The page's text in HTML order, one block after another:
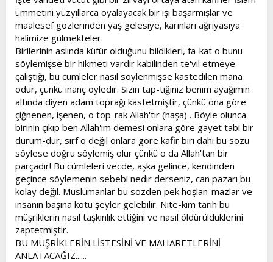
ümmetini yüzyıllarca oyalayacak bir işi başarmışlar ve
maalesef gözlerinden yaş gelesiye, karınları ağrıyasıya
halimize gülmekteler.
Birilerinin aslında küfür olduğunu bildikleri, fa-kat o bunu
söylemişse bir hikmeti vardır kabilinden te'vil etmeye
çalıştığı, bu cümleler nasıl söylenmişse kastedilen mana
odur, çünkü inanç öyledir. Sizin tap-tığınız benim ayağımın
altında diyen adam toprağı kastetmiştir, çünkü ona göre
çiğnenen, işenen, o top-rak Allah'tır (haşa) . Böyle olunca
birinin çıkıp ben Allah'ım demesi onlara göre gayet tabi bir
durum-dur, sırf o değil onlara göre kafir biri dahi bu sözü
söylese doğru söylemiş olur çünkü o da Allah'tan bir
parçadır! Bu cümleleri vecde, aşka gelince, kendinden
geçince söylemenin sebebi nedir derseniz, can pazarı bu
kolay değil. Müslümanlar bu sözden pek hoşlan-mazlar ve
insanın başına kötü şeyler gelebilir. Nite-kim tarih bu
müşriklerin nasıl taşkınlık ettiğini ve nasıl öldürüldüklerini
zaptetmiştir.
BU MÜŞRİKLERİN LİSTESİNİ VE MAHARETLERİNİ
ANLATACAĞIZ......